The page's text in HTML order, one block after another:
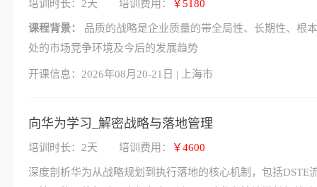
培训时长：2天 培训费用： ￥5180
课程背景：
品质的战略是企业质量的带全局性、长期性、根
处的市场竞争环境及今后的发展趋势
开课信息： 2026年08月20-21日 | 上海市
向华为学习_解密战略与落地管理
培训时长：2天 培训费用： ￥4600
深度剖析华为从战略规划到执行落地的核心机制，包括